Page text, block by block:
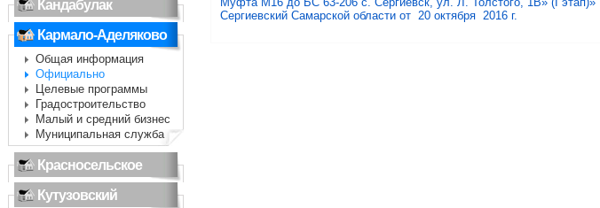
Кандабулак
Кармало-Аделяково
Общая информация
Официально
Целевые программы
Градостроительство
Малый и средний бизнес
Муниципальная служба
Красносельское
Кутузовский
Сергиевский Самарской области от 20 октября 2016 г.